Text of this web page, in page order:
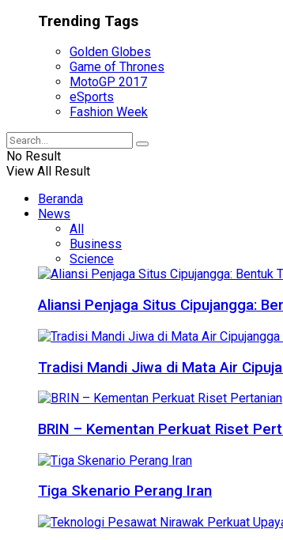
Trending Tags
Golden Globes
Game of Thrones
MotoGP 2017
eSports
Fashion Week
No Result
View All Result
Beranda
News
All
Business
Science
Aliansi Penjaga Situs Cipujangga:
Tradisi Mandi Jiwa di Mata Air
BRIN – Kementan Perkuat Riset
Tiga Skenario Perang Iran